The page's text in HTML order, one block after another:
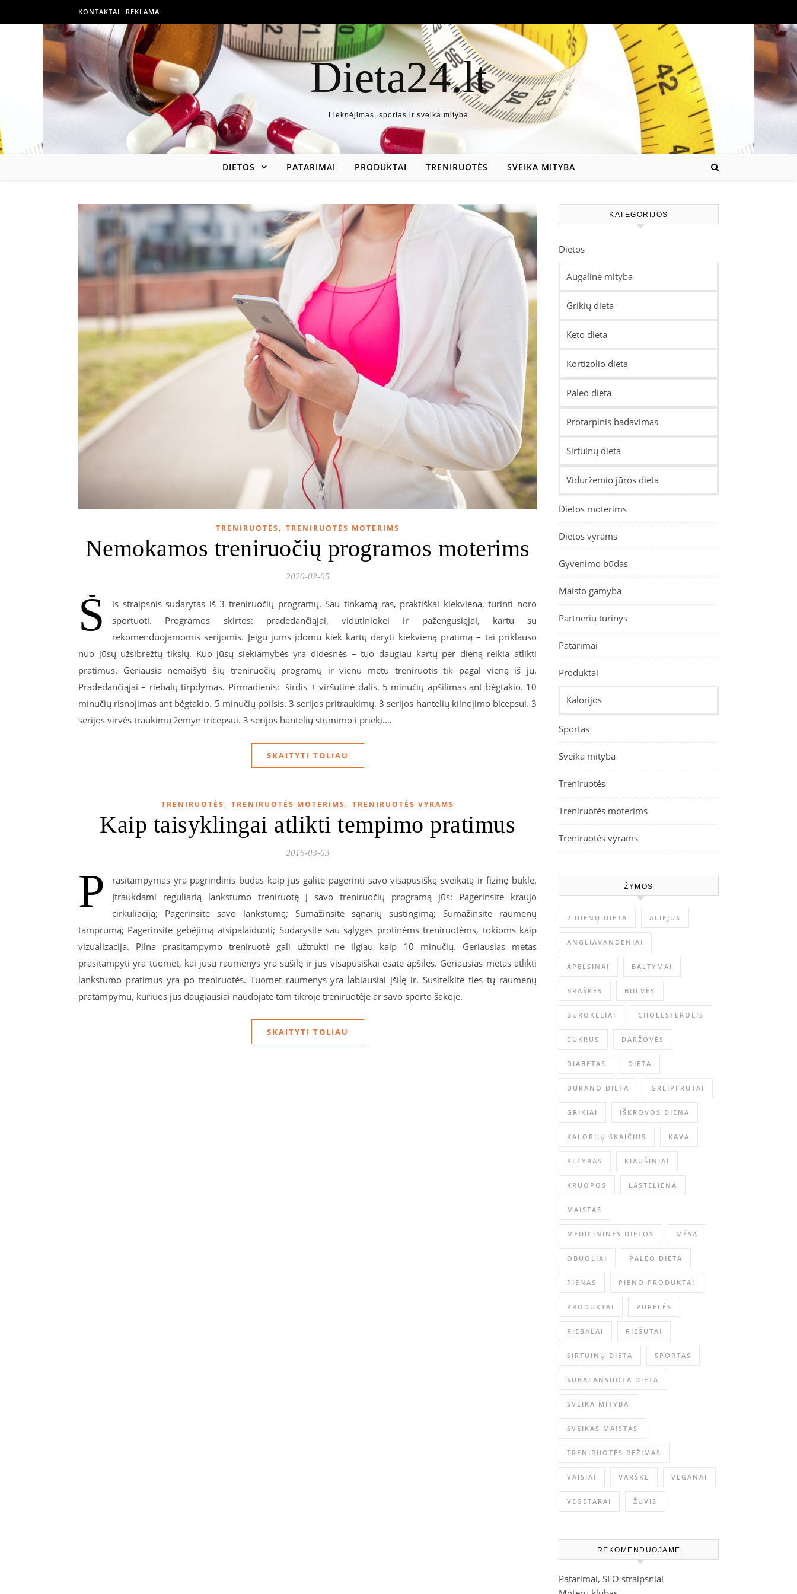
KONTAKTAI REKLAMA
Dieta24.lt
Lieknėjimas, sportas ir sveika mityba
DIETOS PATARIMAI PRODUKTAI TRENIRUOTĖS SVEIKA MITYBA
TRENIRUOTĖS , TRENIRUOTĖS MOTERIMS
Nemokamos treniruočių programos moterims
2020-02-05
Š
is straipsnis sudarytas iš 3 treniruočių programų. Sau tinkamą ras, praktiškai kiekviena, turinti noro
sportuoti. Programos skirtos: pradedančiąjai, vidutiniokei ir pažengusiąjai, kartu su
rekomenduojamomis serijomis. Jeigu jums įdomu kiek kartų daryti kiekvieną pratimą – tai priklauso
nuo jūsų užsibrėžtų tikslų. Kuo jūsų siekiamybės yra didesnės – tuo daugiau kartų per dieną reikia atlikti
pratimus. Geriausia nemaišyti šių treniruočių programų ir vienu metu treniruotis tik pagal vieną iš jų.
Pradedančiąjai – riebalų tirpdymas. Pirmadienis: širdis + viršutinė dalis. 5 minučių apšilimas ant bėgtakio. 10
minučių risnojimas ant bėgtakio. 5 minučių poilsis. 3 serijos pritraukimų. 3 serijos hantelių kilnojimo bicepsui. 3
serijos virvės traukimų žemyn tricepsui. 3 serijos hantelių stūmimo i priekį.…
SKAITYTI TOLIAU
TRENIRUOTĖS , TRENIRUOTĖS MOTERIMS , TRENIRUOTĖS VYRAMS
Kaip taisyklingai atlikti tempimo pratimus
2016-03-03
P
rasitampymas yra pagrindinis būdas kaip jūs galite pagerinti savo visapusišką sveikatą ir fizinę būklę.
Įtraukdami reguliarią lankstumo treniruotę į savo treniruočių programą jūs: Pagerinsite kraujo
cirkuliaciją; Pagerinsite savo lankstumą; Sumažinsite sąnarių sustingimą; Sumažinsite raumenų
tamprumą; Pagerinsite gebėjimą atsipalaiduoti; Sudarysite sau sąlygas protinėms treniruotėms, tokioms kaip
vizualizacija. Pilna prasitampymo treniruotė gali užtrukti ne ilgiau kaip 10 minučių. Geriausias metas
prasitampyti yra tuomet, kai jūsų raumenys yra sušilę ir jūs visapusiškai esate apšilęs. Geriausias metas atlikti
lankstumo pratimus yra po treniruotės. Tuomet raumenys yra labiausiai įšilę ir. Susitelkite ties tų raumenų
pratampymu, kuriuos jūs daugiausiai naudojate tam tikroje treniruotėje ar savo sporto šakoje.
SKAITYTI TOLIAU
KATEGORIJOS
Dietos
Augalinė mityba
Grikių dieta
Keto dieta
Kortizolio dieta
Paleo dieta
Protarpinis badavimas
Sirtuinų dieta
Viduržemio jūros dieta
Dietos moterims
Dietos vyrams
Gyvenimo būdas
Maisto gamyba
Partnerių turinys
Patarimai
Produktai
Kalorijos
Sportas
Sveika mityba
Treniruotės
Treniruotės moterims
Treniruotės vyrams
ŽYMOS
7 DIENŲ DIETA ALIEJUS
ANGLIAVANDENIAI
APELSINAI BALTYMAI
BRAŠKĖS BULVĖS
BUROKĖLIAI CHOLESTEROLIS
CUKRUS DARŽOVĖS
DIABETAS DIETA
DUKANO DIETA GREIPFRUTAI
GRIKIAI IŠKROVOS DIENA
KALORIJŲ SKAIČIUS KAVA
KEFYRAS KIAUŠINIAI
KRUOPOS LASTELIENA
MAISTAS
MEDICININĖS DIETOS MĖSA
OBUOLIAI PALEO DIETA
PIENAS PIENO PRODUKTAI
PRODUKTAI PUPELĖS
RIEBALAI RIEŠUTAI
SIRTUINŲ DIETA SPORTAS
SUBALANSUOTA DIETA
SVEIKA MITYBA
SVEIKAS MAISTAS
TRENIRUOTĖS REŽIMAS
VAISIAI VARŠKĖ VEGANAI
VEGETARAI ŽUVIS
REKOMENDUOJAME
Patarimai, SEO straipsniai